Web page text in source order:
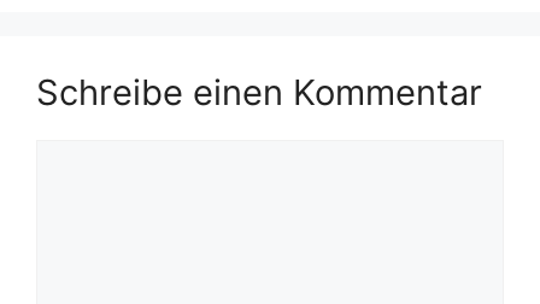
Schreibe einen Kommentar